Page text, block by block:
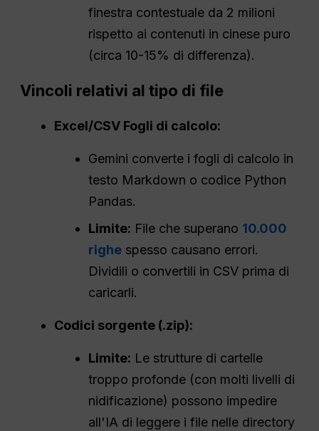
finestra contestuale da 2 milioni
rispetto ai contenuti in cinese puro
(circa 10-15% di differenza).
Vincoli relativi al tipo di file
Excel/CSV Fogli di calcolo:
Gemini converte i fogli di calcolo in
testo Markdown o codice Python
Pandas.
Limite: File che superano 10.000
righe spesso causano errori.
Dividili o convertili in CSV prima di
caricarli.
Codici sorgente (.zip):
Limite: Le strutture di cartelle
troppo profonde (con molti livelli di
nidificazione) possono impedire
all'IA di leggere i file nelle directory